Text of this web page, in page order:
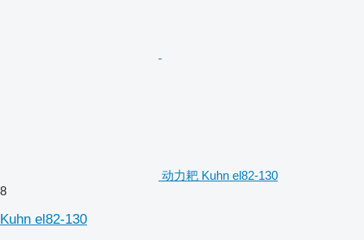
动力耙 Kuhn el82-130
8
Kuhn el82-130